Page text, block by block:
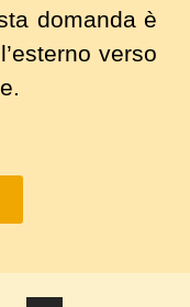
domanda è
verso